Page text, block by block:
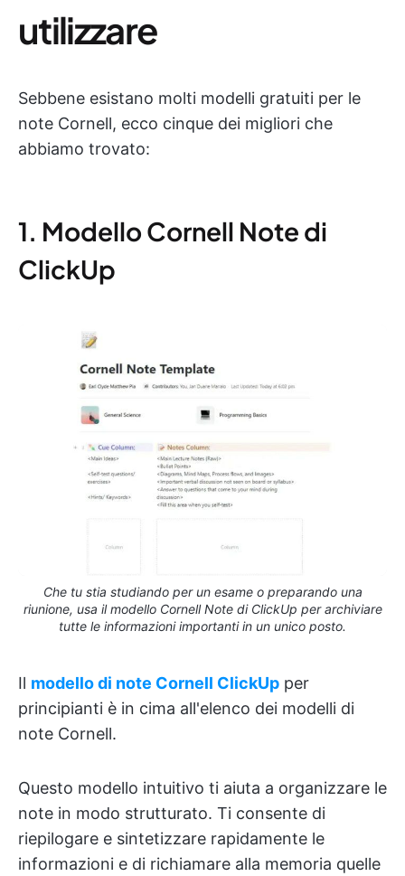
utilizzare
Sebbene esistano molti modelli gratuiti per le
note Cornell, ecco cinque dei migliori che
abbiamo trovato:
1. Modello Cornell Note di
ClickUp
Che tu stia studiando per un esame o preparando una
riunione, usa il modello Cornell Note di ClickUp per archiviare
tutte le informazioni importanti in un unico posto.
Il modello di note Cornell ClickUp per
principianti è in cima all'elenco dei modelli di
note Cornell.
Questo modello intuitivo ti aiuta a organizzare le
note in modo strutturato. Ti consente di
riepilogare e sintetizzare rapidamente le
informazioni e di richiamare alla memoria quelle